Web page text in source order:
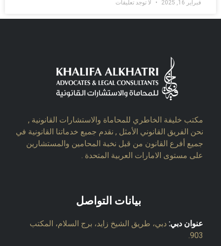
فبراير 16, 2025 لا توجد تعليقات
مكتب خليفة الخاطري للمحاماة والاستشارات القانونية ,
نحن الفريق القانوني الأمثل , نقدم جميع خدماتنا القانونية في
جميع أفرع القانون من قبل نخبة المحامين والمستشارين
على مستوى الامارات العربية المتحدة .
بيانات التواصل
عنوان دبي: دبي، طريق الشيخ زايد، برج السلام، المكتب
903.